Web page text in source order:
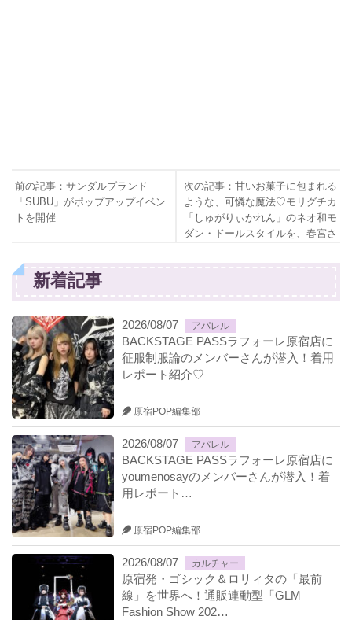
前の記事：サンダルブランド
「SUBU」がポップアップイベン
トを開催
次の記事：甘いお菓子に包まれる
ような、可憐な魔法♡モリグチカ
「しゅがりぃかれん」のネオ和モ
ダン・ドールスタイルを、春宮さ
新着記事
2026/08/07 アパレル
BACKSTAGE PASSラフォーレ原宿店に
征服制服論のメンバーさんが潜入！着用
レポート紹介♡
原宿POP編集部
2026/08/07 アパレル
BACKSTAGE PASSラフォーレ原宿店に
youmenosayのメンバーさんが潜入！着
用レポート…
原宿POP編集部
2026/08/07 カルチャー
原宿発・ゴシック＆ロリィタの「最前
線」を世界へ！通販連動型「GLM
Fashion Show 202…